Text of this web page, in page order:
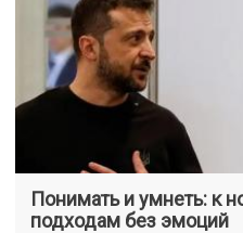
Понимать и умнеть: к
подходам без эмоций